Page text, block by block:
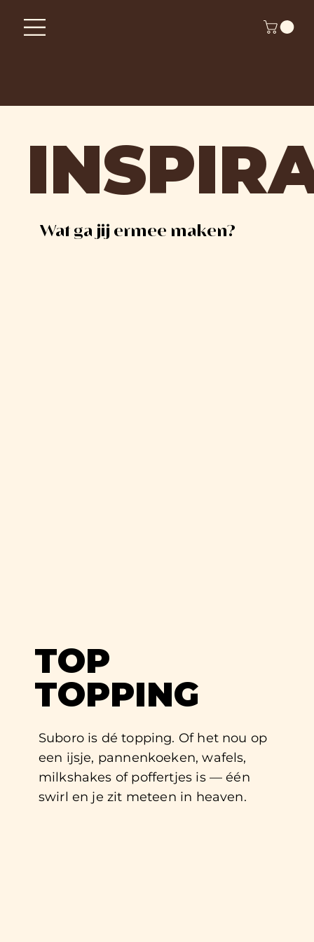
Wat ga jij ermee maken?
TOP
TOPPING
Suboro is dé topping. Of het nou op
een ijsje, pannenkoeken, wafels,
milkshakes of poffertjes is — één
swirl en je zit meteen in heaven.